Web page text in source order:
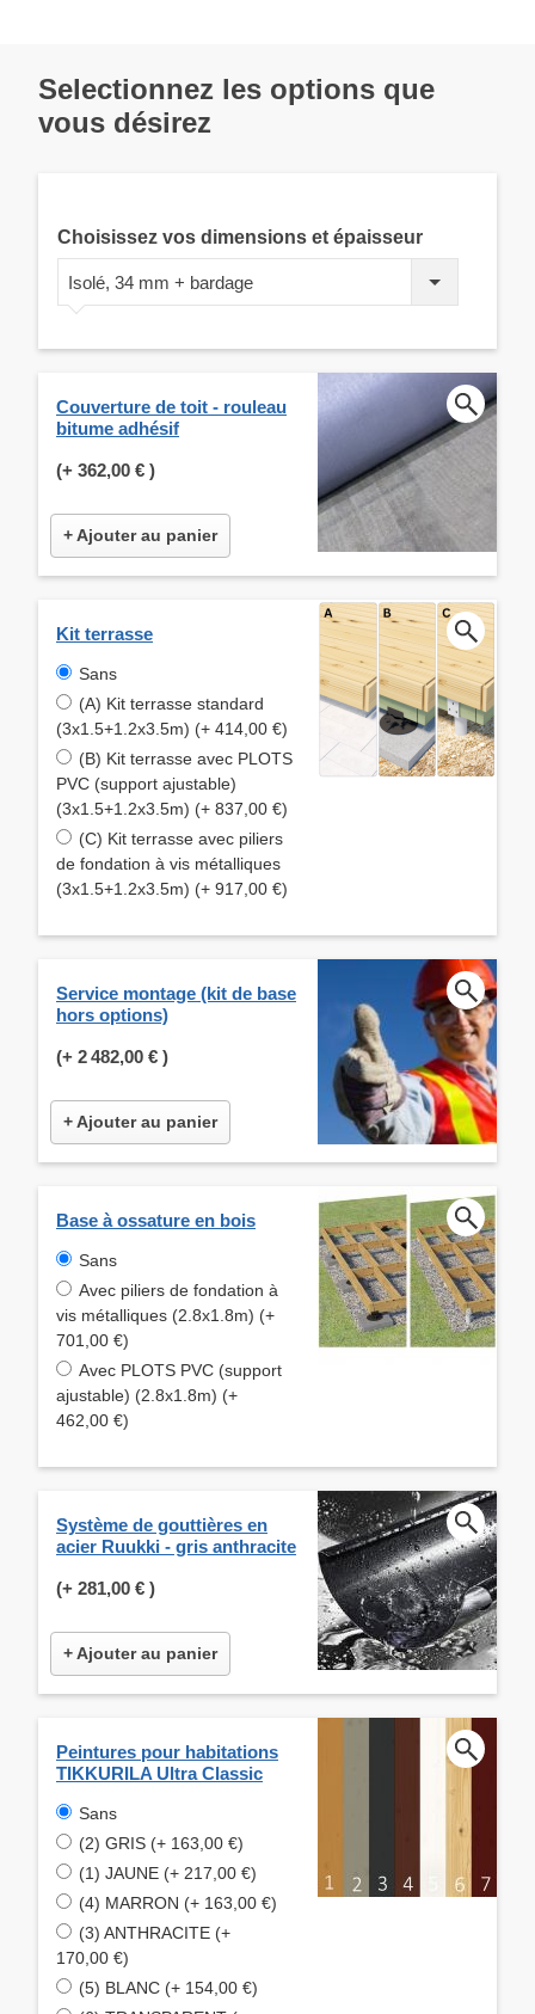
Selectionnez les options que
vous désirez
Choisissez vos dimensions et épaisseur
Isolé, 34 mm + bardage
Couverture de toit - rouleau
bitume adhésif
(+ 362,00 € )
+ Ajouter au panier
Kit terrasse
Sans
(A) Kit terrasse standard
(3x1.5+1.2x3.5m) (+ 414,00 €)
(B) Kit terrasse avec PLOTS
PVC (support ajustable)
(3x1.5+1.2x3.5m) (+ 837,00 €)
(C) Kit terrasse avec piliers
de fondation à vis métalliques
(3x1.5+1.2x3.5m) (+ 917,00 €)
Service montage (kit de base
hors options)
(+ 2 482,00 € )
+ Ajouter au panier
Base à ossature en bois
Sans
Avec piliers de fondation à
vis métalliques (2.8x1.8m) (+
701,00 €)
Avec PLOTS PVC (support
ajustable) (2.8x1.8m) (+
462,00 €)
Système de gouttières en
acier Ruukki - gris anthracite
(+ 281,00 € )
+ Ajouter au panier
Peintures pour habitations
TIKKURILA Ultra Classic
Sans
(2) GRIS (+ 163,00 €)
(1) JAUNE (+ 217,00 €)
(4) MARRON (+ 163,00 €)
(3) ANTHRACITE (+
170,00 €)
(5) BLANC (+ 154,00 €)